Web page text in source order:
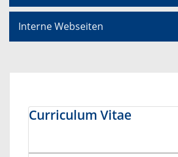
Interne Webseiten
Curriculum Vitae